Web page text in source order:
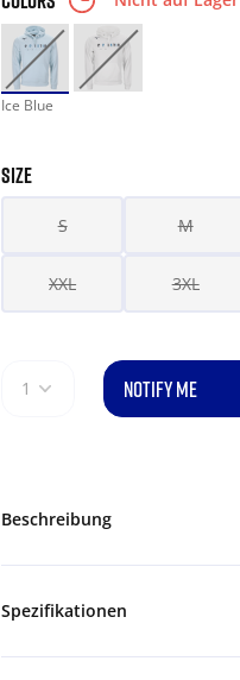
Ice Blue
SIZE
S M
XXL 3XL
1 NOTIFY ME
Beschreibung
Spezifikationen